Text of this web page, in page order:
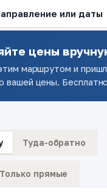
или даты
цены
маршрутом и
вашей цены.
Туда-обратно
Только прямые